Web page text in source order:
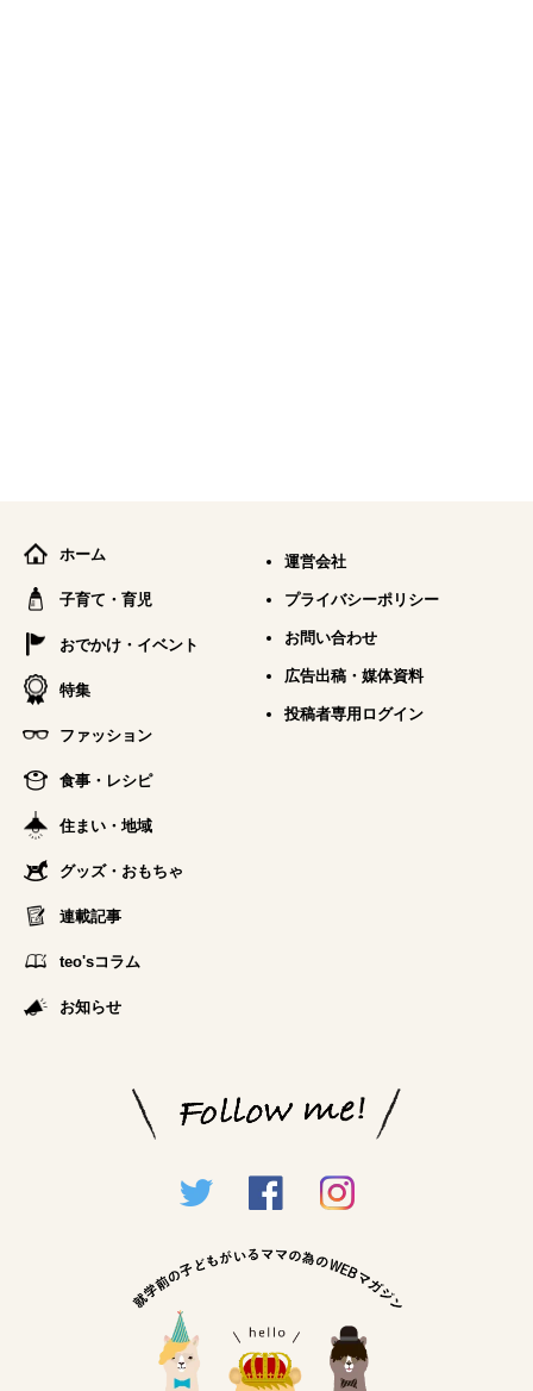
ホーム
子育て・育児
おでかけ・イベント
特集
ファッション
食事・レシピ
住まい・地域
グッズ・おもちゃ
連載記事
teo'sコラム
お知らせ
運営会社
プライバシーポリシー
お問い合わせ
広告出稿・媒体資料
投稿者専用ログイン